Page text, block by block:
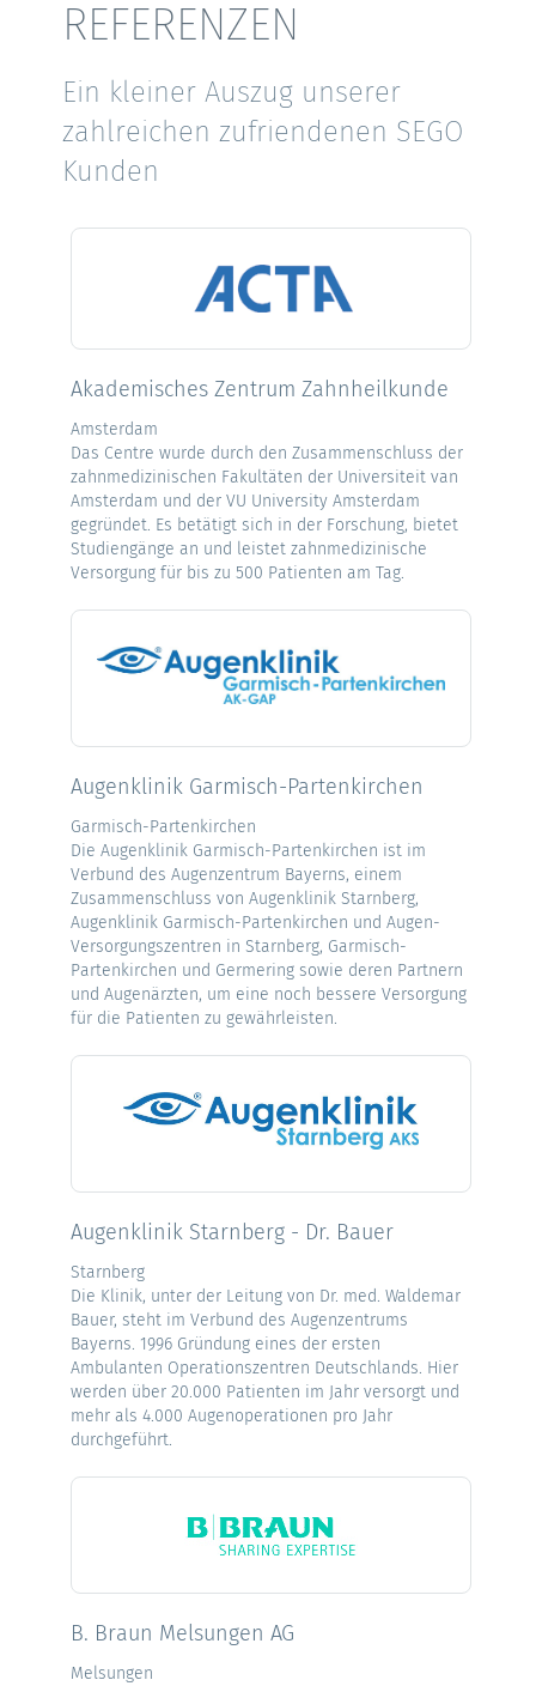
REFERENZEN
Ein kleiner Auszug unserer
zahlreichen zufriendenen SEGO
Kunden
Akademisches Zentrum Zahnheilkunde
Amsterdam
Das Centre wurde durch den Zusammenschluss der
zahnmedizinischen Fakultäten der Universiteit van
Amsterdam und der VU University Amsterdam
gegründet. Es betätigt sich in der Forschung, bietet
Studiengänge an und leistet zahnmedizinische
Versorgung für bis zu 500 Patienten am Tag.
Augenklinik Garmisch-Partenkirchen
Garmisch-Partenkirchen
Die Augenklinik Garmisch-Partenkirchen ist im
Verbund des Augenzentrum Bayerns, einem
Zusammenschluss von Augenklinik Starnberg,
Augenklinik Garmisch-Partenkirchen und Augen-
Versorgungszentren in Starnberg, Garmisch-
Partenkirchen und Germering sowie deren Partnern
und Augenärzten, um eine noch bessere Versorgung
für die Patienten zu gewährleisten.
Augenklinik Starnberg - Dr. Bauer
Starnberg
Die Klinik, unter der Leitung von Dr. med. Waldemar
Bauer, steht im Verbund des Augenzentrums
Bayerns. 1996 Gründung eines der ersten
Ambulanten Operationszentren Deutschlands. Hier
werden über 20.000 Patienten im Jahr versorgt und
mehr als 4.000 Augenoperationen pro Jahr
durchgeführt.
B. Braun Melsungen AG
Melsungen